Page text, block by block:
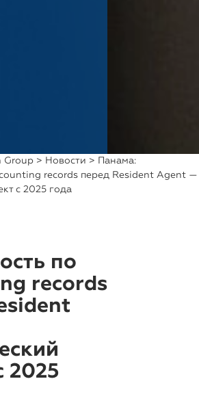
Group > Новости > Панама:
records перед Resident Agent —
с 2025 года
по
records
2025